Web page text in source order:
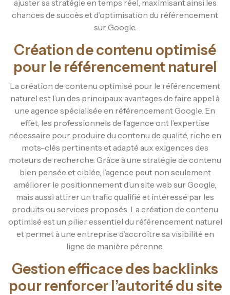
ajuster sa stratégie en temps réel, maximisant ainsi les
chances de succès et d’optimisation du référencement
sur Google.
Création de contenu optimisé
pour le référencement naturel
La création de contenu optimisé pour le référencement
naturel est l’un des principaux avantages de faire appel à
une agence spécialisée en référencement Google. En
effet, les professionnels de l’agence ont l’expertise
nécessaire pour produire du contenu de qualité, riche en
mots-clés pertinents et adapté aux exigences des
moteurs de recherche. Grâce à une stratégie de contenu
bien pensée et ciblée, l’agence peut non seulement
améliorer le positionnement d’un site web sur Google,
mais aussi attirer un trafic qualifié et intéressé par les
produits ou services proposés. La création de contenu
optimisé est un pilier essentiel du référencement naturel
et permet à une entreprise d’accroître sa visibilité en
ligne de manière pérenne.
Gestion efficace des backlinks
pour renforcer l’autorité du site